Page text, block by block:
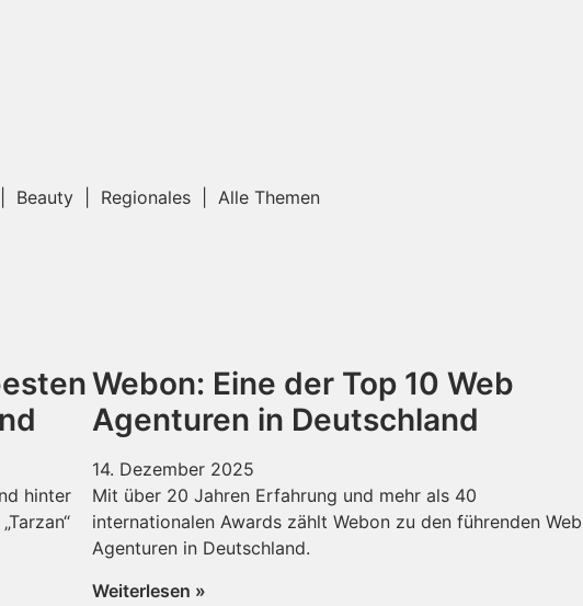
| Regionales | Alle Themen
hinter
Webon: Eine der Top 10 Web
Agenturen in Deutschland
14. Dezember 2025
Mit über 20 Jahren Erfahrung und mehr als 40
internationalen Awards zählt Webon zu den führenden Web
Agenturen in Deutschland.
Weiterlesen »